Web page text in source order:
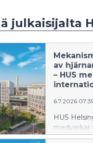
julkaisijalta
av
– HUS
6.7.2026
HUS
medverkar
som tillför